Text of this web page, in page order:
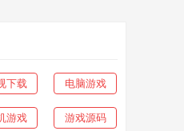
下载 电脑游戏
游戏 游戏源码